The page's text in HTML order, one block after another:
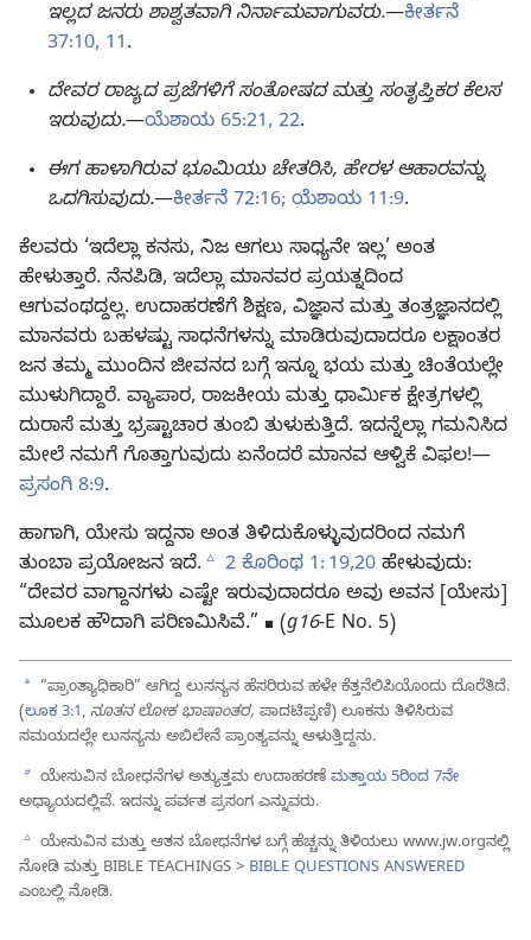
ಇಲ್ಲದ ಜನರು ಶಾಶ್ವತವಾಗಿ ನಿರ್ನಾಮವಾಗುವರು.—ಕೀರ್ತನೆ
37:10, 11.
ದೇವರ ರಾಜ್ಯದ ಪ್ರಜೆಗಳಿಗೆ ಸಂತೋಷದ ಮತ್ತು ಸಂತೃಪ್ತಿಕರ ಕೆಲಸ
ಇರುವುದು.—ಯೆಶಾಯ 65:21, 22.
ಈಗ ಹಾಳಾಗಿರುವ ಭೂಮಿಯು ಚೇತರಿಸಿ, ಹೇರಳ ಆಹಾರವನ್ನು
ಒದಗಿಸುವುದು.—ಕೀರ್ತನೆ 72:16; ಯೆಶಾಯ 11:9.
ಕೆಲವರು ‘ಇದೆಲ್ಲಾ ಕನಸು, ನಿಜ ಆಗಲು ಸಾಧ್ಯನೇ ಇಲ್ಲ’ ಅಂತ
ಹೇಳುತ್ತಾರೆ. ನೆನಪಿಡಿ, ಇದೆಲ್ಲಾ ಮಾನವರ ಪ್ರಯತ್ನದಿಂದ
ಆಗುವಂಥದ್ದಲ್ಲ. ಉದಾಹರಣೆಗೆ ಶಿಕ್ಷಣ, ವಿಜ್ಞಾನ ಮತ್ತು ತಂತ್ರಜ್ಞಾನದಲ್ಲಿ
ಮಾನವರು ಬಹಳಷ್ಟು ಸಾಧನೆಗಳನ್ನು ಮಾಡಿರುವುದಾದರೂ ಲಕ್ಷಾಂತರ
ಜನ ತಮ್ಮ ಮುಂದಿನ ಜೀವನದ ಬಗ್ಗೆ ಇನ್ನೂ ಭಯ ಮತ್ತು ಚಿಂತೆಯಲ್ಲೇ
ಮುಳುಗಿದ್ದಾರೆ. ವ್ಯಾಪಾರ, ರಾಜಕೀಯ ಮತ್ತು ಧಾರ್ಮಿಕ ಕ್ಷೇತ್ರಗಳಲ್ಲಿ
ದುರಾಸೆ ಮತ್ತು ಭ್ರಷ್ಟಾಚಾರ ತುಂಬಿ ತುಳುಕುತ್ತಿದೆ. ಇದನ್ನೆಲ್ಲಾ ಗಮನಿಸಿದ
ಮೇಲೆ ನಮಗೆ ಗೊತ್ತಾಗುವುದು ಏನೆಂದರೆ ಮಾನವ ಆಳ್ವಿಕೆ ವಿಫಲ!—
ಪ್ರಸಂಗಿ 8:9.
ಹಾಗಾಗಿ, ಯೇಸು ಇದ್ದನಾ ಅಂತ ತಿಳಿದುಕೊಳ್ಳುವುದರಿಂದ ನಮಗೆ
ತುಂಬಾ ಪ್ರಯೋಜನ ಇದೆ. c 2 ಕೊರಿಂಥ 1: 19,20 ಹೇಳುವುದು:
“ದೇವರ ವಾಗ್ದಾನಗಳು ಎಷ್ಟೇ ಇರುವುದಾದರೂ ಅವು ಅವನ [ಯೇಸು]
ಮೂಲಕ ಹೌದಾಗಿ ಪರಿಣಮಿಸಿವೆ.” ◼ (g16-E No. 5)
a “ಪ್ರಾಂತ್ಯಾಧಿಕಾರಿ” ಆಗಿದ್ದ ಲುಸನ್ಯನ ಹೆಸರಿರುವ ಹಳೇ ಕೆತ್ತನೆಲಿಪಿಯೊಂದು ದೊರೆತಿದೆ.
(ಲೂಕ 3:1, ನೂತನ ಲೋಕ ಭಾಷಾಂತರ, ಪಾದಟಿಪ್ಪಣಿ) ಲೂಕನು ತಿಳಿಸಿರುವ
ಸಮಯದಲ್ಲೇ ಲುಸನ್ಯನು ಅಬಿಲೇನೆ ಪ್ರಾಂತ್ಯವನ್ನು ಆಳುತ್ತಿದ್ದನು.
b ಯೇಸುವಿನ ಬೋಧನೆಗಳ ಅತ್ಯುತ್ತಮ ಉದಾಹರಣೆ ಮತ್ತಾಯ 5ರಿಂದ 7ನೇ
ಅಧ್ಯಾಯದಲ್ಲಿವೆ. ಇದನ್ನು ಪರ್ವತ ಪ್ರಸಂಗ ಎನ್ನುವರು.
c ಯೇಸುವಿನ ಮತ್ತು ಆತನ ಬೋಧನೆಗಳ ಬಗ್ಗೆ ಹೆಚ್ಚನ್ನು ತಿಳಿಯಲು www.jw.orgನಲ್ಲಿ
ನೋಡಿ ಮತ್ತು BIBLE TEACHINGS > BIBLE QUESTIONS ANSWERED
ಎಂಬಲ್ಲಿ ನೋಡಿ.